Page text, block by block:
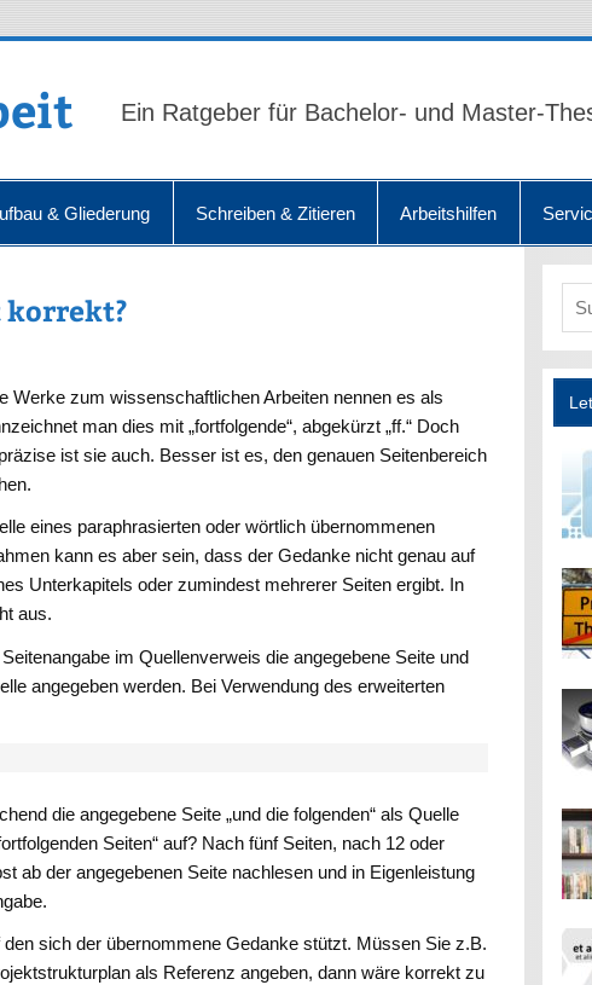
Ein Ratgeber für Bachelor- und Master-
& Gliederung Schreiben & Zitieren Arbeitshilfen
korrekt?
Werke zum wissenschaftlichen Arbeiten nennen es als
man dies mit „fortfolgende“, abgekürzt „ff.“ Doch
ist sie auch. Besser ist es, den genauen Seitenbereich
eines paraphrasierten oder wörtlich übernommenen
kann es aber sein, dass der Gedanke nicht genau auf
Unterkapitels oder zumindest mehrerer Seiten ergibt. In
aus.
im Quellenverweis die angegebene Seite und
angegeben werden. Bei Verwendung des erweiterten
die angegebene Seite „und die folgenden“ als Quelle
Seiten“ auf? Nach fünf Seiten, nach 12 oder
ab der angegebenen Seite nachlesen und in Eigenleistung
sich der übernommene Gedanke stützt. Müssen Sie z.B.
als Referenz angeben, dann wäre korrekt zu